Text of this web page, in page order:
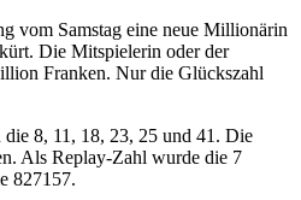
vom Samstag eine neue Millionärin
Die Mitspielerin oder der
Franken. Nur die Glückszahl
8, 11, 18, 23, 25 und 41. Die
Als Replay-Zahl wurde die 7
827157.